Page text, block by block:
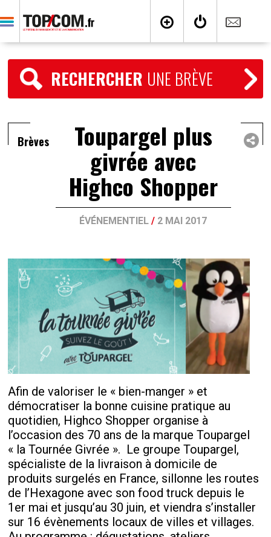
RECHERCHER UNE BRÈVE
Brèves Toupargel plus
givrée avec
Highco Shopper
ÉVÉNEMENTIEL / 2 MAI 2017
Afin de valoriser le « bien-manger » et
démocratiser la bonne cuisine pratique au
quotidien, Highco Shopper organise à
l’occasion des 70 ans de la marque Toupargel
« la Tournée Givrée ». Le groupe Toupargel,
spécialiste de la livraison à domicile de
produits surgelés en France, sillonne les routes
de l’Hexagone avec son food truck depuis le
1er mai et jusqu’au 30 juin, et viendra s’installer
sur 16 évènements locaux de villes et villages.